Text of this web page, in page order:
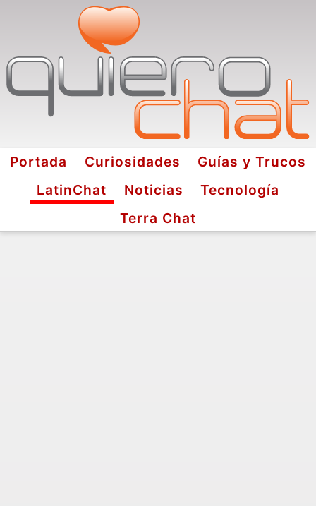
Portada Curiosidades
Guías y Trucos
LatinChat
Noticias
Tecnología
Terra Chat